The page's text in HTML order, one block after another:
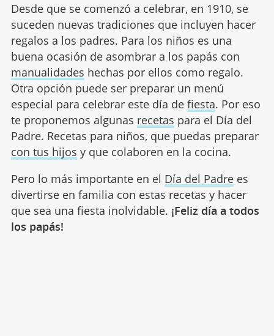
Desde que se comenzó a celebrar, en 1910, se
suceden nuevas tradiciones que incluyen hacer
regalos a los padres. Para los niños es una
buena ocasión de asombrar a los papás con
manualidades hechas por ellos como regalo.
Otra opción puede ser preparar un menú
especial para celebrar este día de fiesta. Por eso
te proponemos algunas recetas para el Día del
Padre. Recetas para niños, que puedas preparar
con tus hijos y que colaboren en la cocina.
Pero lo más importante en el Día del Padrees
divertirse en familia con estas recetas y hacer
que sea una fiesta inolvidable. ¡Feliz día a todos
los papás!